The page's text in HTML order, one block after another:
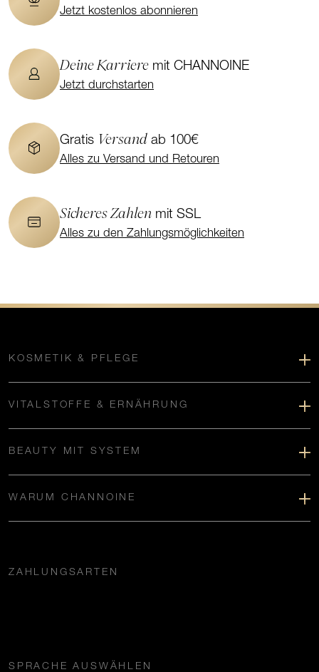
Jetzt kostenlos abonnieren
Deine Karriere mit CHANNOINE
Jetzt durchstarten
Gratis Versand ab 100€
Alles zu Versand und Retouren
Sicheres Zahlen mit SSL
Alles zu den Zahlungsmöglichkeiten
KOSMETIK & PFLEGE
VITALSTOFFE & ERNÄHRUNG
BEAUTY MIT SYSTEM
WARUM CHANNOINE
ZAHLUNGSARTEN
SPRACHE AUSWÄHLEN